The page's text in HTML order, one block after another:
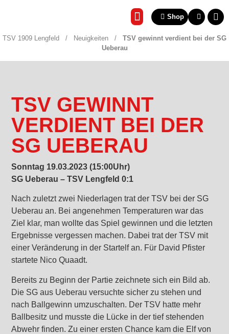
Shop
TSV 1909 Lengfeld / Neuigkeiten / TSV gewinnt verdient bei der SG
Ueberau
TSV GEWINNT
VERDIENT BEI DER
SG UEBERAU
Sonntag 19.03.2023 (15:00Uhr)
SG Ueberau – TSV Lengfeld 0:1
Nach zuletzt zwei Niederlagen trat der TSV bei der SG
Ueberau an. Bei angenehmen Temperaturen war das
Ziel klar, man wollte das Spiel gewinnen und die letzten
Ergebnisse vergessen machen. Dabei trat der TSV mit
einer Veränderung in der Startelf an. Für David Pfister
startete Nico Quaadt.
Bereits zu Beginn der Partie zeichnete sich ein Bild ab.
Die SG aus Ueberau versuchte sicher zu stehen und
nach Ballgewinn umzuschalten. Der TSV hatte mehr
Ballbesitz und musste die Lücke in der tief stehenden
Abwehr finden. Zu einer ersten Chance kam die Elf von